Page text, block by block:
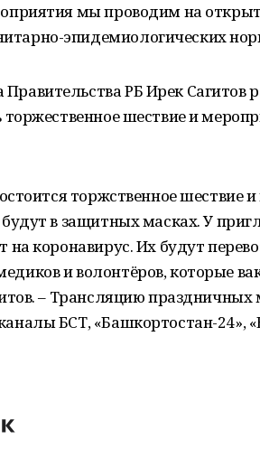
мы проводим на
эпидемиологических
РБ Ирек Сагитов
шествие и
торжственное шествие
будут в защитных масках. У
на коронавирус. Их будут
и волонтёров, которые
– Трансляцию
БСТ, «Башкортостан-24»,